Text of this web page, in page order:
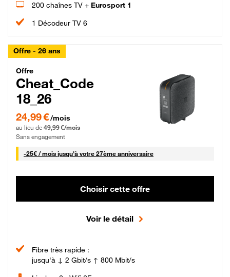
200 chaînes TV + Eurosport 1
1 Décodeur TV 6
Offre - 26 ans
Cheat_Code Fibre_18_26
Offre
Cheat_Code
18_26
24,99 € par mois pendant 0 mois puis 49,99 € par mois, Sans engagement
24,99 €/mois
au lieu de 49,99 €/mois
Sans engagement
-25€ / mois25 € par mois
jusqu'à votre 27ème anniversaire
Choisir cette offre
Voir le détail
Fibre très rapide :
jusqu'à ↓ 2 Gbit/s ↑ 800 Mbit/s